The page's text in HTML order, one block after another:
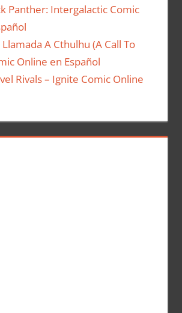
Panther: Intergalactic Comic
A Cthulhu (A Call To
Online en Español
Rivals – Ignite Comic Online